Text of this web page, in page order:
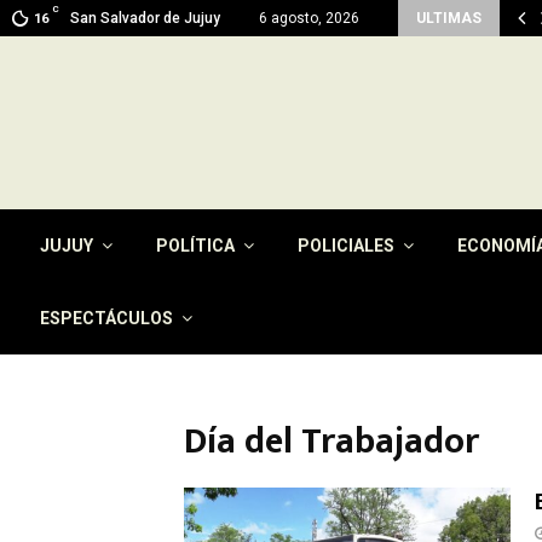
16
C
San Salvador de Jujuy 6 agosto, 2026 ULTIMAS
Jujuy: prevén máximas de 26…
JUJUY POLÍTICA POLICIALES
ESPECTÁCULOS
Día del Trabajador